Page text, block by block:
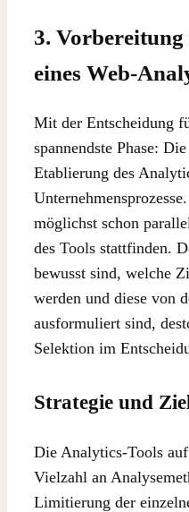
3.
eines Web-
Mit der Entscheidung
spannendste Phase:
Etablierung des
möglichst schon
des Tools stattfinden.
bewusst sind, welche
werden und diese von
ausformuliert sind,
Selektion im
Strategie und
Die Analytics-Tools
Vielzahl an
Limitierung der